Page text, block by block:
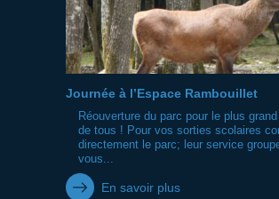
Journée à l’Espace Rambouillet
Réouverture du parc pour le plus
de tous ! Pour vos sorties scolaires
directement le parc; leur service
vous...
En savoir plus